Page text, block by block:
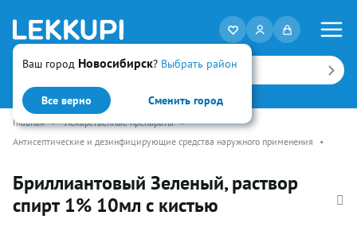
Ваш город Новосибирск? Выбрать район
Все верно Сменить город
Искать
Главная • Лекарственные препараты •
Антисептические и дезинфицирующие средства наружного применения
•
Бриллиантовый Зеленый, раствор
спирт 1% 10мл с кистью